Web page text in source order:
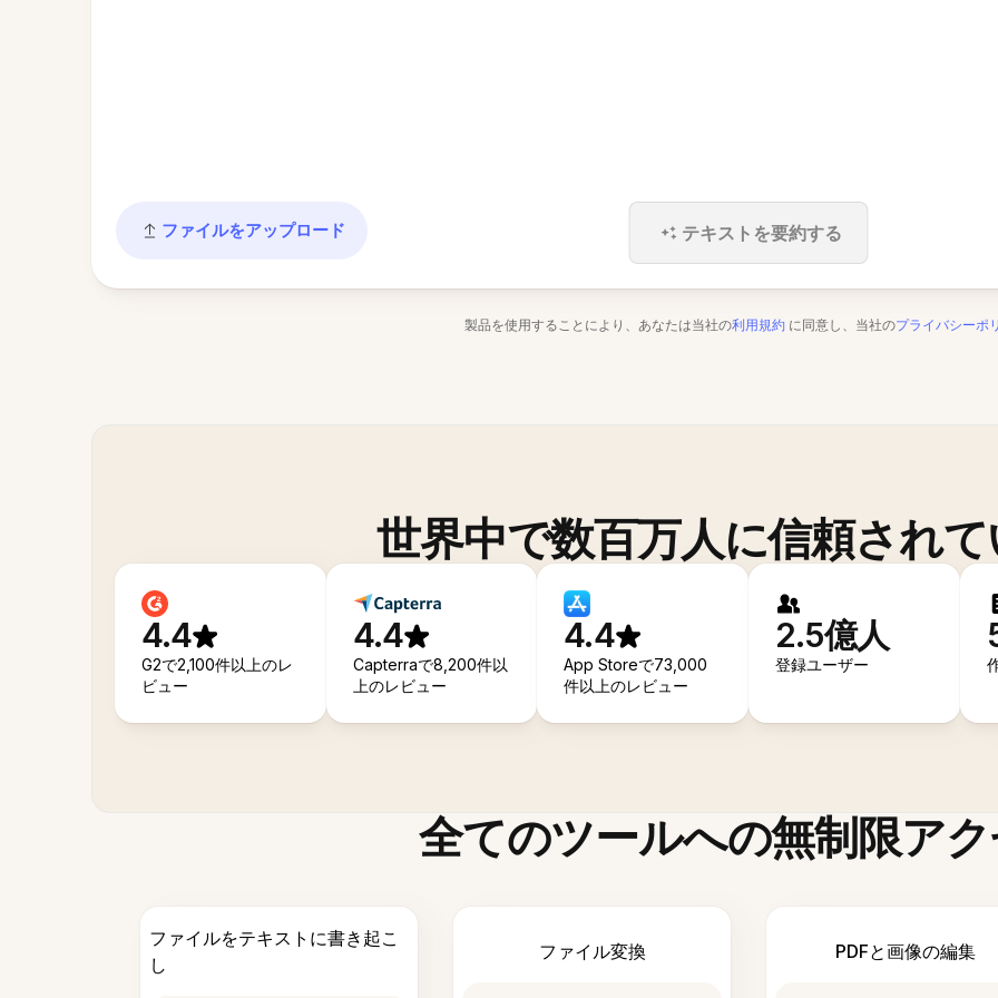
ファイルをアップロード テキストを要約する
製品を使用することにより、あなたは当社の利用規約 に同意し、当社のプライバシーポ
世界中で数百万人に信頼され
4.4
G2で2,100件以上のレ
ビュー
4.4
Capterraで8,200件以
上のレビュー
4.4
App Storeで73,000
件以上のレビュー
2.5億人
登録ユーザー
全てのツールへの無制限ア
ファイルをテキストに書き起こ
し
ファイル変換 PDFと画像の編集